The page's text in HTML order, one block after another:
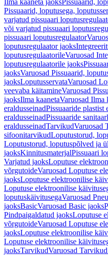
Ilma kaaneta jaoksPissuaarid,
Pissuaarid, loputusega,
varjatud pissuaari
või varjatud pissuaari
pissuaari loputusregulaator
loputusregulaator jaoks
loputusregulaatorileVaruosad
loputusregulaatorile jaoks
jaoksVaruosad Pissuaarid,
jaoksLoputusservataVaruosad
veevaba käitamineVaruosad
jaoksIlma kaanetaVaruosad Ilma
eraldusseinadPissuaaride plastist
eraldusseinadPissuaaride
eraldusseinadTarvikudVaruosad
sifoonitarvikudLoputustorud,
Loputustorud, loputuspõlved ja
jaoksKinnitusmaterjalPissuaari
Varjatud jaoksLoputuse
võrgutoideVaruosad Loputuse
jaoksLoputuse elektroonilise
Loputuse elektroonilise
loputuskäivitusegaVaruosad
jaoksBasicVaruosad Basic jaoks
Pindpaigaldatud jaoksLoputuse
võrgutoideVaruosad Loputuse
jaoksLoputuse elektroonilise
Loputuse elektroonilise
jaoksTarvikudVaruosad